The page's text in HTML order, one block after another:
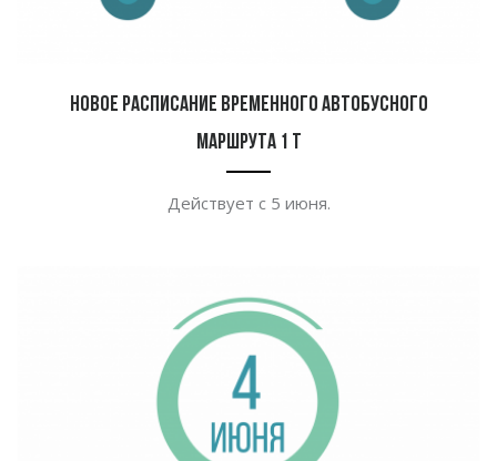
Новое расписание временного автобусного
маршрута 1 Т
Действует с 5 июня.